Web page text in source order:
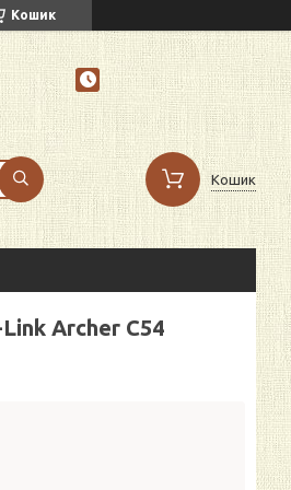
Кошик
Кошик
Archer C54